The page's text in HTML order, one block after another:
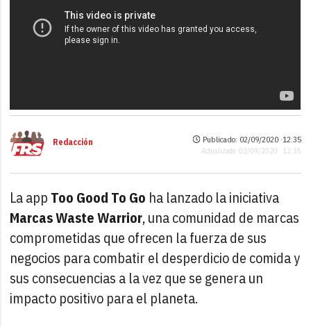
Redacción Publicado: 02/09/2020 ·12:35
Actualizado: 02/09/2020 · 12:35
La app Too Good To Go ha lanzado la iniciativa
Marcas Waste Warrior, una comunidad de marcas
comprometidas que ofrecen la fuerza de sus
negocios para combatir el desperdicio de comida y
sus consecuencias a la vez que se genera un
impacto positivo para el planeta.